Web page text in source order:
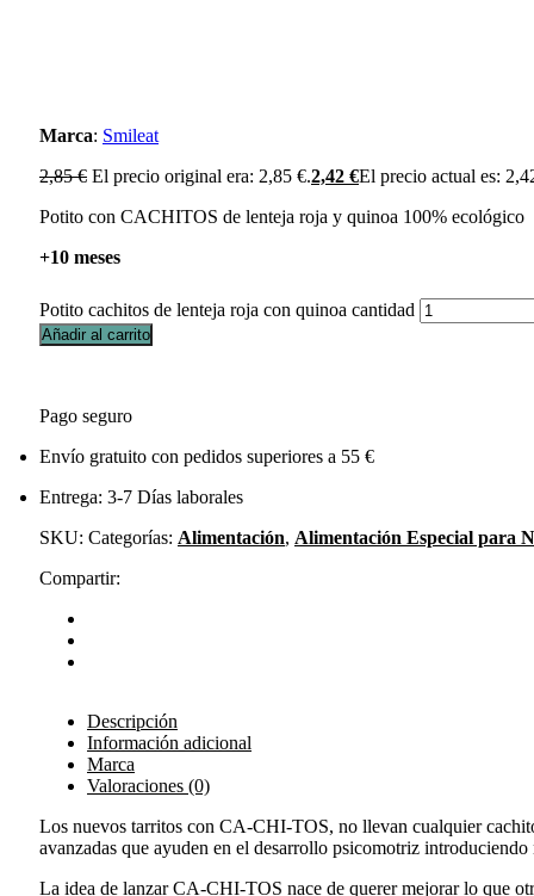
Marca: Smileat
2,85€ El precio original era: 2,85 €.2,42 €El precio actual es:
Potito con CACHITOS de lenteja roja y quinoa 100% ecológico
+10 meses
Potito cachitos de lenteja roja con quinoa cantidad
Añadir al carrito
Pago seguro
Envío gratuito con pedidos superiores a 55 €
Entrega: 3-7 Días laborales
SKU: Categorías: Alimentación, Alimentación Especial para
Compartir:
Descripción
Información adicional
Marca
Valoraciones (0)
Los nuevos tarritos con CA-CHI-TOS, no llevan cualquier
avanzadas que ayuden en el desarrollo psicomotriz introduciendo
La idea de lanzar CA-CHI-TOS nace de querer mejorar lo que